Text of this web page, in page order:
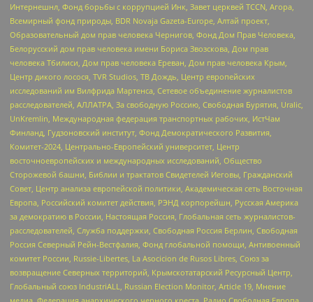
Интернешнл, Фонд борьбы с коррупцией Инк, Завет церквей TCCN, Агора,
Всемирный фонд природы, BDR Novaja Gazeta-Europe, Алтай проект,
Образовательный дом прав человека Чернигов, Фонд Дом Прав Человека,
Белорусский дом прав человека имени Бориса Звозскова, Дом прав
человека Тбилиси, Дом прав человека Ереван, Дом прав человека Крым,
Центр дикого лосося, TVR Studios, ТВ Дождь, Центр европейских
исследований им Вилфрида Мартенса, Сетевое объединение журналистов
расследователей, АЛЛАТРА, За свободную Россию, Свободная Бурятия, Uralic,
UnKremlin, Международная федерация транспортных рабочих, ИстЧам
Финланд, Гудзоновский институт, Фонд Демократического Развития,
Комитет-2024, Центрально-Европейский университет, Центр
восточноевропейских и международных исследований, Общество
Сторожевой башни, Библии и трактатов Свидетелей Иеговы, Гражданский
Совет, Центр анализа европейской политики, Академическая сеть Восточная
Европа, Российский комитет действия, РЭНД корпорейшн, Русская Америка
за демократию в России, Настоящая Россия, Глобальная сеть журналистов-
расследователей, Служба поддержки, Свободная Россия Берлин, Свободная
Россия Северный Рейн-Вестфалия, Фонд глобальной помощи, Антивоенный
комитет России, Russie-Libertes, La Asocicion de Rusos Libres, Союз за
возвращение Северных территорий, Крымскотатарский Ресурсный Центр,
Глобальный союз IndustriALL, Russian Election Monitor, Article 19, Мнение